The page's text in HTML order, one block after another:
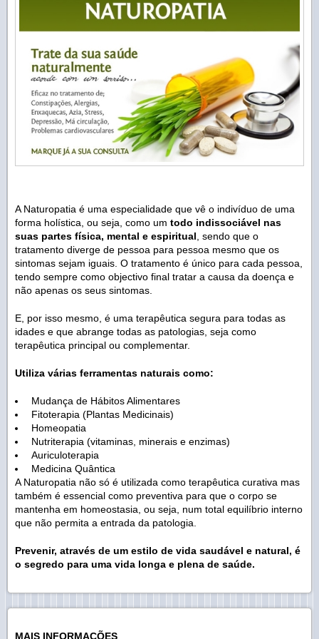
A Naturopatia é uma especialidade que vê o indivíduo de uma
forma holística, ou seja, como um todo indissociável nas
suas partes física, mental e espiritual, sendo que o
tratamento diverge de pessoa para pessoa mesmo que os
sintomas sejam iguais. O tratamento é único para cada pessoa,
tendo sempre como objectivo final tratar a causa da doença e
não apenas os seus sintomas.
E, por isso mesmo, é uma terapêutica segura para todas as
idades e que abrange todas as patologias, seja como
terapêutica principal ou complementar.
Utiliza várias ferramentas naturais como:
Mudança de Hábitos Alimentares
Fitoterapia (Plantas Medicinais)
Homeopatia
Nutriterapia (vitaminas, minerais e enzimas)
Auriculoterapia
Medicina Quântica
A Naturopatia não só é utilizada como terapêutica curativa mas
também é essencial como preventiva para que o corpo se
mantenha em homeostasia, ou seja, num total equilíbrio interno
que não permita a entrada da patologia.
Prevenir, através de um estilo de vida saudável e natural, é
o segredo para uma vida longa e plena de saúde.
MAIS INFORMAÇÕES